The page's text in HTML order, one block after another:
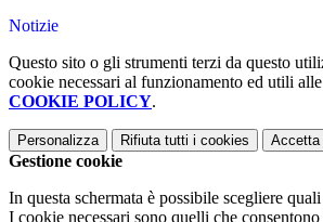
Notizie
Questo sito o gli strumenti terzi da questo
cookie necessari al funzionamento ed utili
COOKIE POLICY.
Personalizza Rifiuta tutti i cookies Accetta
Gestione cookie
In questa schermata è possibile scegliere
I cookie necessari sono quelli che